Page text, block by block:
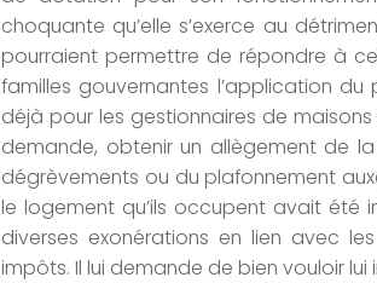
choquante qu’elle s’exerce au
pourraient permettre de répondre à
familles gouvernantes l’application
déjà pour les gestionnaires de
demande, obtenir un allègement de
dégrèvements ou du plafonnement
le logement qu’ils occupent avait été
diverses exonérations en lien avec
impôts. Il lui demande de bien vouloir